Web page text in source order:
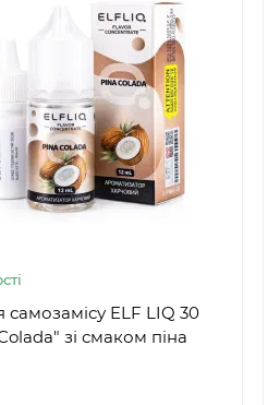
самозамісу ELF LIQ 30
зі смаком піна